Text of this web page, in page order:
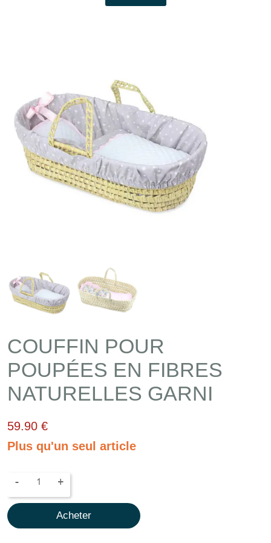
COUFFIN POUR
POUPÉES EN FIBRES
NATURELLES GARNI
59.90 €
Plus qu'un seul article
- +
Acheter